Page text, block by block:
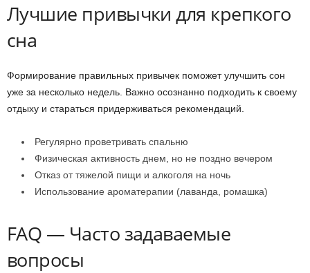
Лучшие привычки для крепкого
сна
Формирование правильных привычек поможет улучшить сон
уже за несколько недель. Важно осознанно подходить к своему
отдыху и стараться придерживаться рекомендаций.
Регулярно проветривать спальню
Физическая активность днем, но не поздно вечером
Отказ от тяжелой пищи и алкоголя на ночь
Использование ароматерапии (лаванда, ромашка)
FAQ — Часто задаваемые
вопросы